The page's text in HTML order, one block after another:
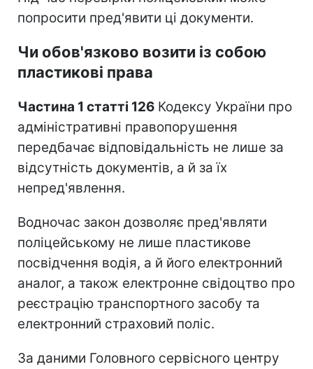
попросити пред'явити ці документи.
Чи обов'язково возити із собою
пластикові права
Частина 1 статті 126 Кодексу України про
адміністративні правопорушення
передбачає відповідальність не лише за
відсутність документів, а й за їх
непред'явлення.
Водночас закон дозволяє пред'являти
поліцейському не лише пластикове
посвідчення водія, а й його електронний
аналог, а також електронне свідоцтво про
реєстрацію транспортного засобу та
електронний страховий поліс.
За даними Головного сервісного центру